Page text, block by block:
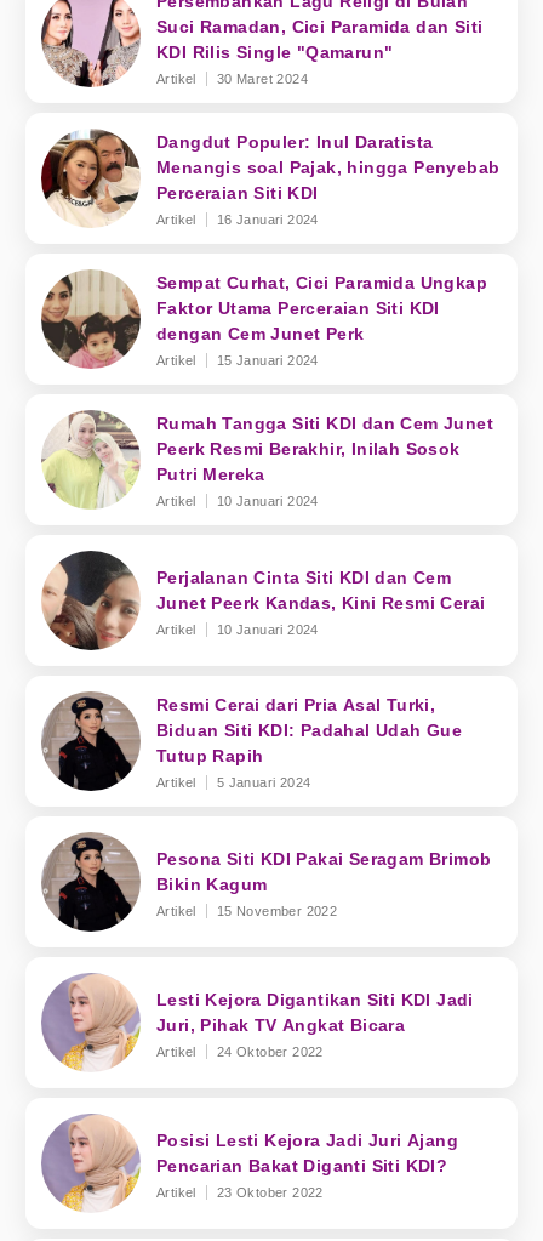
Suci Ramadan, Cici Paramida dan Siti
KDI Rilis Single "Qamarun"
Artikel 30 Maret 2024
Dangdut Populer: Inul Daratista
Menangis soal Pajak, hingga Penyebab
Perceraian Siti KDI
Artikel 16 Januari 2024
Sempat Curhat, Cici Paramida Ungkap
Faktor Utama Perceraian Siti KDI
dengan Cem Junet Perk
Artikel 15 Januari 2024
Rumah Tangga Siti KDI dan Cem Junet
Peerk Resmi Berakhir, Inilah Sosok
Putri Mereka
Artikel 10 Januari 2024
Perjalanan Cinta Siti KDI dan Cem
Junet Peerk Kandas, Kini Resmi Cerai
Artikel 10 Januari 2024
Resmi Cerai dari Pria Asal Turki,
Biduan Siti KDI: Padahal Udah Gue
Tutup Rapih
Artikel 5 Januari 2024
Pesona Siti KDI Pakai Seragam Brimob
Bikin Kagum
Artikel 15 November 2022
Lesti Kejora Digantikan Siti KDI Jadi
Juri, Pihak TV Angkat Bicara
Artikel 24 Oktober 2022
Posisi Lesti Kejora Jadi Juri Ajang
Pencarian Bakat Diganti Siti KDI?
Artikel 23 Oktober 2022